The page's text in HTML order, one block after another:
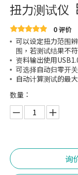
扭力测试仪
0 评价
可以设定扭力范围
围，若测试结果不
资料输出使用
可选择自动归零开
自动计算测试的最
数量：
询